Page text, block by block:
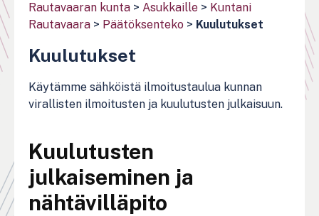
Rautavaaran kunta > Asukkaille > Kuntani
Rautavaara > Päätöksenteko > Kuulutukset
Kuulutukset
Käytämme sähköistä ilmoitustaulua kunnan
virallisten ilmoitusten ja kuulutusten julkaisuun.
Kuulutusten
julkaiseminen ja
nähtävilläpito